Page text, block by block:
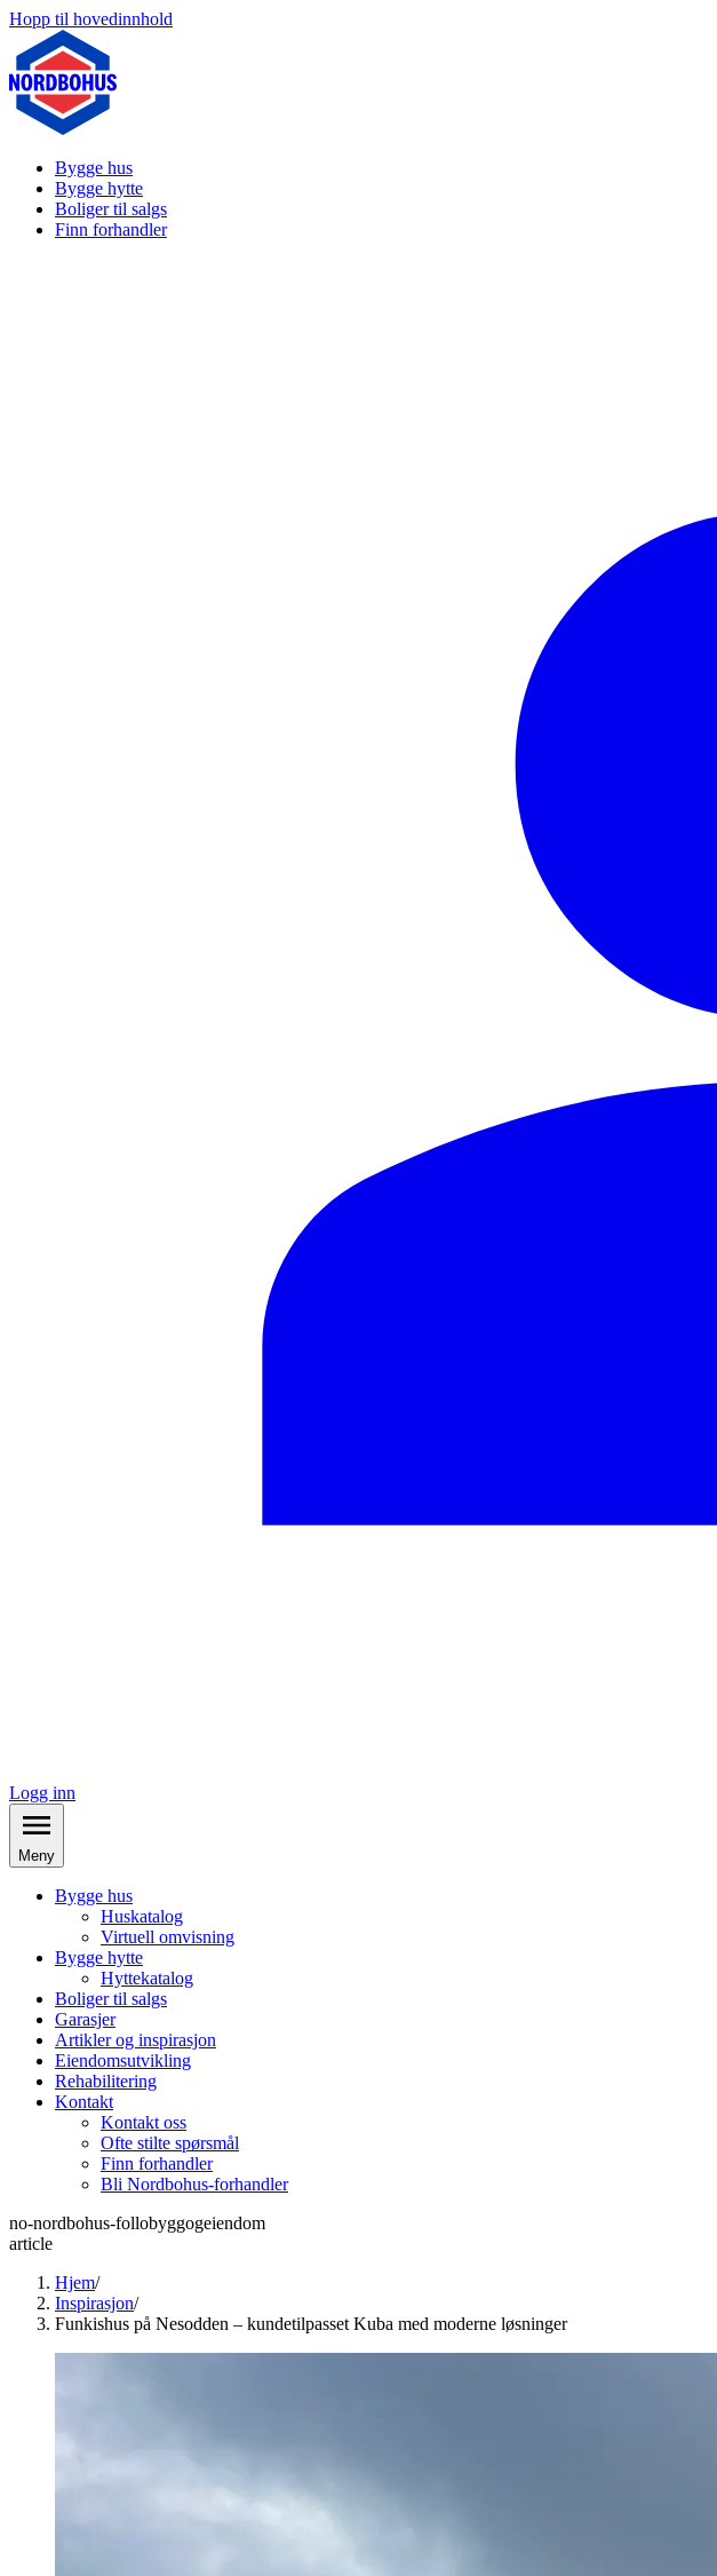
Hopp til hovedinnhold
Bygge hus
Bygge hytte
Boliger til salgs
Finn forhandler
Logg inn
Meny
Bygge hus
Huskatalog
Virtuell omvisning
Bygge hytte
Hyttekatalog
Boliger til salgs
Garasjer
Artikler og inspirasjon
Eiendomsutvikling
Rehabilitering
Kontakt
Kontakt oss
Ofte stilte spørsmål
Finn forhandler
Bli Nordbohus-forhandler
no-nordbohus-follobyggogeiendom
article
Hjem/
Inspirasjon/
Funkishus på Nesodden – kundetilpasset Kuba med moderne løsninger